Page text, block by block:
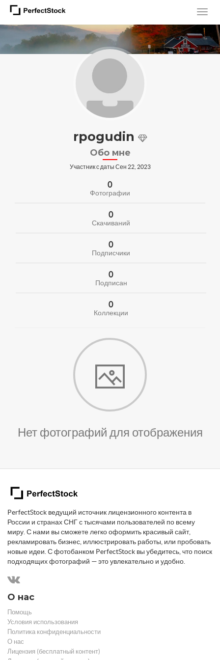
rpogudin
Обо мне
Участник с даты Сен 22, 2023
0
Фотографии
0
Скачиваний
0
Подписчики
0
Подписан
0
Коллекции
Нет фотографий для отображения
PerfectStock ведущий источник лицензионного контента в
России и странах СНГ с тысячами пользователей по всему
миру. С нами вы сможете легко оформить красивый сайт,
рекламировать бизнес, иллюстрировать работы, или пробовать
новые идеи. С фотобанком PerfectStock вы убедитесь, что поиск
подходящих фотографий — это увлекательно и удобно.
О нас
Помощь
Условия использования
Политика конфиденциальности
О нас
Лицензия (бесплатный контент)